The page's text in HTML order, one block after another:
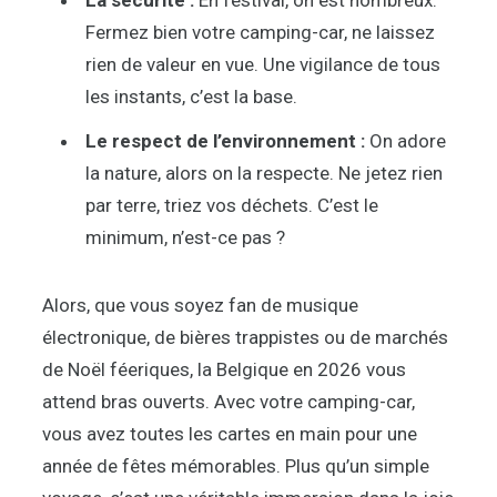
Fermez bien votre camping-car, ne laissez
rien de valeur en vue. Une vigilance de tous
les instants, c’est la base.
Le respect de l’environnement : On adore
la nature, alors on la respecte. Ne jetez rien
par terre, triez vos déchets. C’est le
minimum, n’est-ce pas ?
Alors, que vous soyez fan de musique
électronique, de bières trappistes ou de marchés
de Noël féeriques, la Belgique en 2026 vous
attend bras ouverts. Avec votre camping-car,
vous avez toutes les cartes en main pour une
année de fêtes mémorables. Plus qu’un simple